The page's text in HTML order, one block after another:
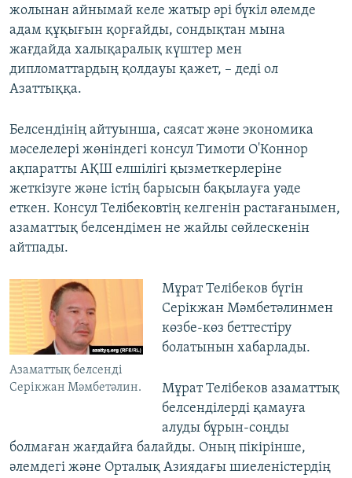
жолынан айнымай келе жатыр әрі бүкіл әлемде
адам құқығын қорғайды, сондықтан мына
жағдайда халықаралық күштер мен
дипломаттардың қолдауы қажет, – деді ол
Азаттыққа.
Белсендінің айтуынша, саясат және экономика
мәселелері жөніндегі консул Тимоти О'Коннор
ақпаратты АҚШ елшілігі қызметкерлеріне
жеткізуге және істің барысын бақылауға уәде
еткен. Консул Телібековтің келгенін растағанымен,
азаматтық белсендімен не жайлы сөйлескенін
айтпады.
Азаматтық белсенді
Серікжан Мәмбетәлин.
Мұрат Телібеков бүгін
Серікжан Мәмбетәлинмен
көзбе-көз беттестіру
болатынын хабарлады.
Мұрат Телібеков азаматтық
белсенділерді қамауға
алуды бұрын-соңды
болмаған жағдайға балайды. Оның пікірінше,
әлемдегі және Орталық Азиядағы шиеленістердің